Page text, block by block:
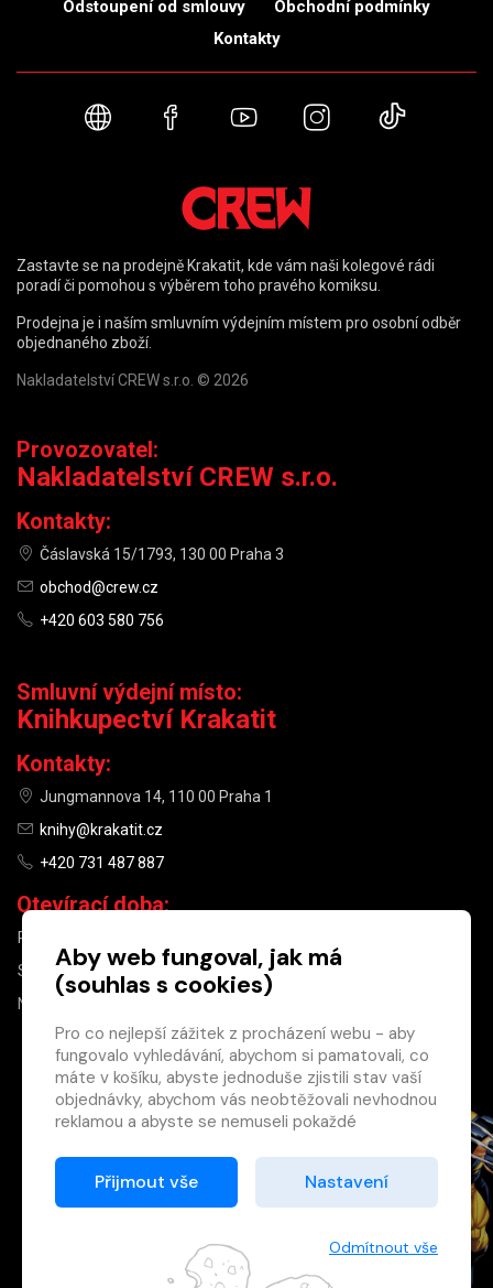
×
Máte u nás již
registrovaný
účet?
Registrací získáte slevu
na zboží ve výši 15 %
Registrovat
Odstoupení od smlouvy
Obchodní podmínky
Kontakty
Webové stránky
FacebookYouTubeInstagram
Zastavte se na prodejně Krakatit, kde vám naši kolegové rádi
poradí či pomohou s výběrem toho pravého komiksu.
Prodejna je i naším smluvním výdejním místem pro osobní odběr
objednaného zboží.
Nakladatelství CREW s.r.o. © 2026
Provozovatel:
Nakladatelství CREW s.r.o.
Kontakty:
Čáslavská 15/1793, 130 00 Praha 3
obchod@crew.cz
+420 603 580 756
Smluvní výdejní místo:
Knihkupectví Krakatit
Kontakty:
Jungmannova 14, 110 00 Praha 1
knihy@krakatit.cz
+420 731 487 887
Otevírací doba:
PO–PÁ
SO
10:00–13:00
NE
Zásady cookies
Aby web fungoval, jak má
(souhlas s cookies)
Pro co nejlepší zážitek z procházení webu - aby
fungovalo vyhledávání, abychom si pamatovali, co
máte v košíku, abyste jednoduše zjistili stav vaší
objednávky, abychom vás neobtěžovali nevhodnou
reklamou a abyste se nemuseli pokaždé
Proto od vás potřebujeme souhlas se
zpracováním souborů cookies
Děkujeme, že nám ho dáte a pomůžete nám tak
Přijmout vše Nastavení
Odmítnout vše